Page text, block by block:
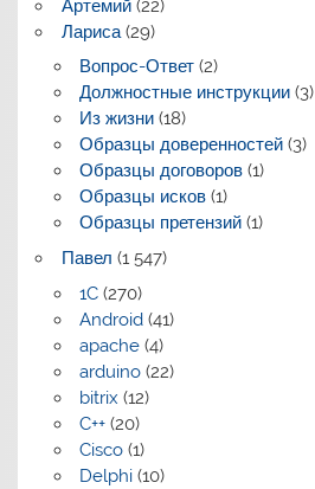
Артемий(22)
Лариса(29)
Вопрос-Ответ(2)
Должностные инструкции(3)
Из жизни(18)
Образцы доверенностей(3)
Образцы договоров(1)
Образцы исков(1)
Образцы претензий(1)
Павел (1 547)
1C(270)
Android(41)
apache(4)
arduino(22)
bitrix (12)
C++(20)
Cisco(1)
Delphi(10)